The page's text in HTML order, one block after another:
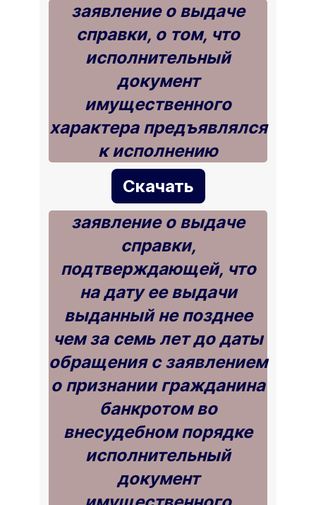
заявление о выдаче
справки, о том, что
исполнительный
документ
имущественного
характера предъявлялся
к исполнению
Скачать
заявление о выдаче
справки,
подтверждающей, что
на дату ее выдачи
выданный не позднее
чем за семь лет до даты
обращения с заявлением
о признании гражданина
банкротом во
внесудебном порядке
исполнительный
документ